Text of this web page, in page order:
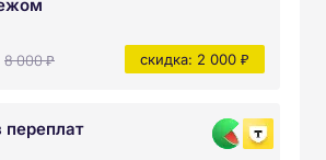
8 000 ₽ скидка: 2 000 ₽
переплат